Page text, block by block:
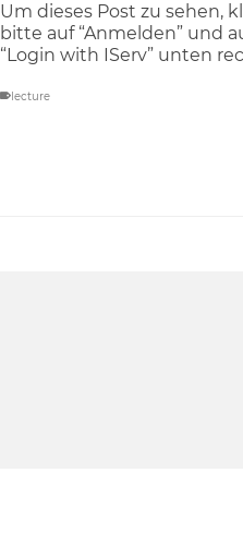
Um dieses Post zu sehen,
bitte auf “Anmelden” und
“Login with IServ” unten
lecture